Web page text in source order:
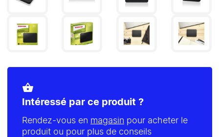
shopping_basket
Intéressé par ce produit ?
Rendez-vous en magasin pour acheter le
produit ou pour plus de conseils